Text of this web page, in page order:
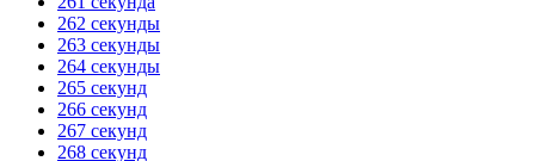
262 секунды
263 секунды
264 секунды
265 секунд
266 секунд
267 секунд
268 секунд